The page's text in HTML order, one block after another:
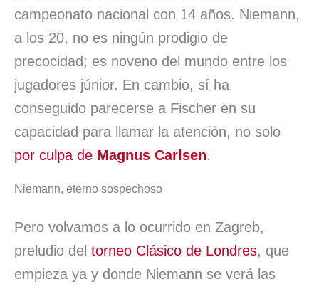
campeonato nacional con 14 años. Niemann,
a los 20, no es ningún prodigio de
precocidad; es noveno del mundo entre los
jugadores júnior. En cambio, sí ha
conseguido parecerse a Fischer en su
capacidad para llamar la atención, no solo
por culpa de Magnus Carlsen.
Niemann, eterno sospechoso
Pero volvamos a lo ocurrido en Zagreb,
preludio del torneo Clásico de Londres, que
empieza ya y donde Niemann se verá las